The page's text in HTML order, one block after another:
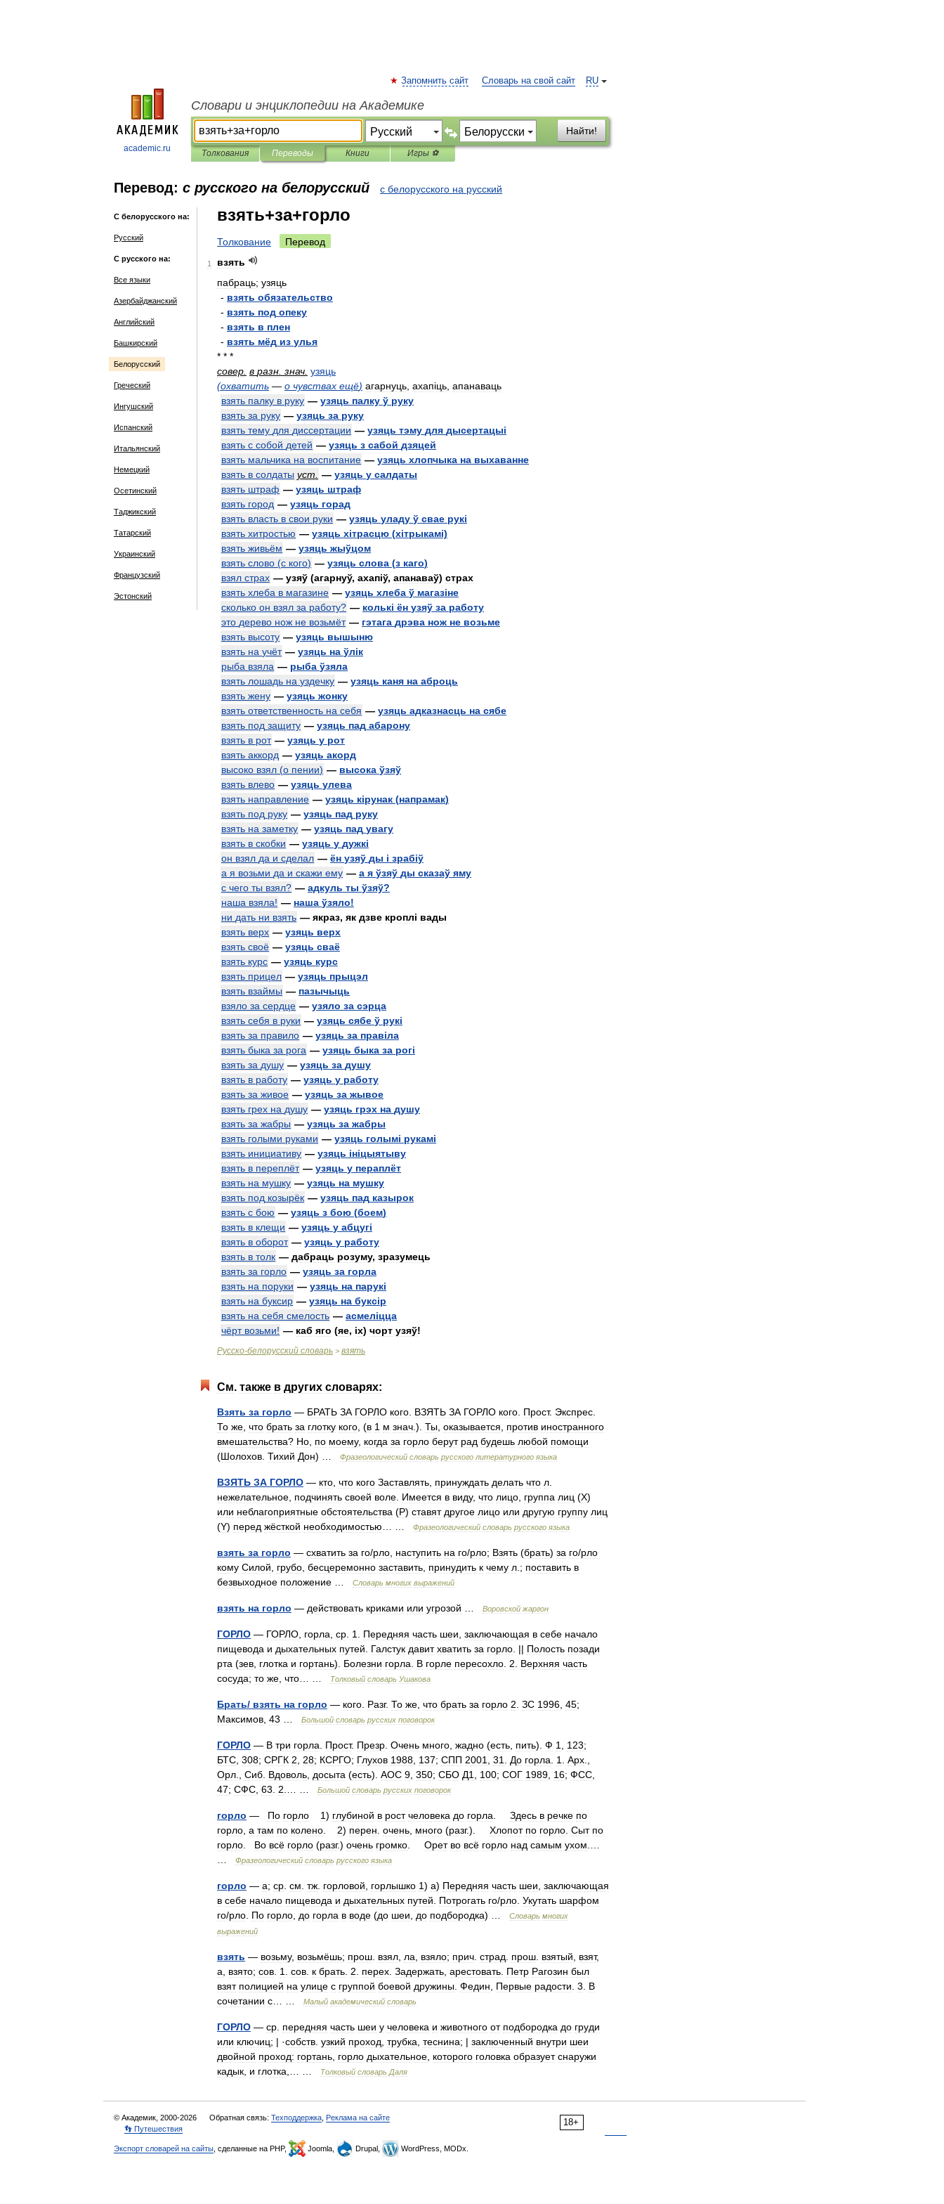
academic.ru
RU
Запомнить сайт Словарь на свой сайт
Словари и энциклопедии на Академике
Найти!
Толкования Переводы Книги Игры ⚽
Перевод: с русского на белорусский с белорусского на русский
С белорусского на:
Русский
С русского на:
Все языки
Азербайджанский
Английский
Башкирский
Белорусский
Греческий
Ингушский
Испанский
Итальянский
Немецкий
Осетинский
Таджикский
Татарский
Украинский
Французский
Эстонский
взять+за+горло
Толкование Перевод
1
взять
пабраць; узяць
- взять обязательство
- взять под опеку
- взять в плен
- взять мёд из улья
* * *
совер в разн знач узяць
(охватить — о чувствах ещё) агарнуць ахапіць апанаваць
взять палку в руку — узяць палку ў руку
взять за руку — узяць за руку
взять тему для диссертации — узяць тэму для дысертацыі
взять с собой детей — узяць з сабой дзяцей
взять мальчика на воспитание — узяць хлопчыка на выхаванне
взять в солдаты уст — узяць у салдаты
взять штраф — узяць штраф
взять город — узяць горад
взять власть в свои руки — узяць уладу ў свае рукі
взять хитростью — узяць хітрасцю (хітрыкамі)
взять живьём — узяць жыўцом
взять слово (с кого) — узяць слова (з каго)
взял страх — узяў (агарнуў, ахапіў, апанаваў) страх
взять хлеба в магазине — узяць хлеба ў магазіне
сколько он взял за работу? — колькі ён узяў за работу
это дерево нож не возьмёт — гэтага дрэва нож не возьме
взять высоту — узяць вышыню
взять на учёт — узяць на ўлік
рыба взяла — рыба ўзяла
взять лошадь на уздечку — узяць каня на аброць
взять жену — узяць жонку
взять ответственность на себя — узяць адказнасць на сябе
взять под защиту — узяць пад абарону
взять в рот — узяць у рот
взять аккорд — узяць акорд
высоко взял (о пении) — высока ўзяў
взять влево — узяць улева
взять направление — узяць кірунак (напрамак)
взять под руку — узяць пад руку
взять на заметку — узяць пад увагу
взять в скобки — узяць у дужкі
он взял да и сделал — ён узяў ды і зрабіў
а я возьми да и скажи ему — а я ўзяў ды сказаў яму
с чего ты взял? — адкуль ты ўзяў?
наша взяла! — наша ўзяло!
ни дать ни взять — якраз, як дзве кроплі вады
взять верх — узяць верх
взять своё — узяць сваё
взять курс — узяць курс
взять прицел — узяць прыцэл
взять взаймы — пазычыць
взяло за сердце — узяло за сэрца
взять себя в руки — узяць сябе ў рукі
взять за правило — узяць за правіла
взять быка за рога — узяць быка за рогі
взять за душу — узяць за душу
взять в работу — узяць у работу
взять за живое — узяць за жывое
взять грех на душу — узяць грэх на душу
взять за жабры — узяць за жабры
взять голыми руками — узяць голымі рукамі
взять инициативу — узяць ініцыятыву
взять в переплёт — узяць у пераплёт
взять на мушку — узяць на мушку
взять под козырёк — узяць пад казырок
взять с бою — узяць з бою (боем)
взять в клещи — узяць у абцугі
взять в оборот — узяць у работу
взять в толк — дабраць розуму, зразумець
взять за горло — узяць за горла
взять на поруки — узяць на парукі
взять на буксир — узяць на буксір
взять на себя смелость — асмеліцца
чёрт возьми! — каб яго (яе, іх) чорт узяў!
Русско-белорусский словарь > взять
См. также в других словарях:
Взять за горло — БРАТЬ ЗА ГОРЛО кого ВЗЯТЬ ЗА ГОРЛО кого Прост. Экспрес
То же что брать за глотку кого , (в 1 м знач .). Ты оказывается против иностранного
вмешательства? Но по моему, когда за горло берут рад будешь любой помощи
(Шолохов Тихий Дон) … Фразеологический словарь русского литературного языка
ВЗЯТЬ ЗА ГОРЛО — кто что кого Заставлять принуждать делать что л
нежелательное подчинять своей воле Имеется в виду, что лицо группа лиц (Х)
или неблагоприятные обстоятельства (Р) ставят другое лицо или другую группу лиц
(Y) перед жёсткой необходимостью Фразеологический словарь русского языка
взять за горло — схватить за го/рло наступить на го/рло; Взять (брать) за го/рло
кому Силой грубо бесцеремонно заставить принудить к чему л .; поставить в
безвыходное положение Словарь многих выражений
взять на горло — действовать криками или угрозой Воровской жаргон
ГОРЛО — ГОРЛО горла ср 1 Передняя часть шеи заключающая в себе начало
пищевода и дыхательных путей Галстук давит хватить за горло . || Полость позади
рта (зев глотка и гортань). Болезни горла В горле пересохло 2 Верхняя часть
сосуда; то же что Толковый словарь Ушакова
Брать/ взять на горло — кого Разг. То же что брать за горло 2 ЗС 1996 45;
Максимов 43 Большой словарь русских поговорок
ГОРЛО — В три горла Прост. Презр Очень много жадно (есть пить). Ф 1 123;
БТС 308; СРГК 2 28; КСРГО; Глухов 1988 137; СПП 2001 31 До горла 1 Арх
Орл
Сиб Вдоволь досыта (есть). АОС 9 350; СБО Д1 100; СОГ 1989 16; ФСС
47; СФС 63 2 Большой словарь русских поговорок
горло — По горло 1) глубиной в рост человека до горла Здесь в речке по
горло а там по колено 2) перен очень много (разг.). Хлопот по горло Сыт по
горло
Во всё горло (разг.) очень громко Орет во всё горло над самым ухом
Фразеологический словарь русского языка
горло — а; ср см тж горловой горлышко 1) а) Передняя часть шеи заключающая
в себе начало пищевода и дыхательных путей Потрогать го/рло Укутать шарфом
го/рло По горло до горла в воде (до шеи до подбородка) … Словарь многих
выражений
взять — возьму, возьмёшь; прош взял ла взяло; прич страд прош взятый взят,
а
взято; сов 1 сов к брать 2 перех Задержать арестовать Петр Рагозин был
взят полицией на улице с группой боевой дружины Федин Первые радости 3
В
сочетании с Малый академический словарь
ГОРЛО — ср передняя часть шеи у человека и животного от подбородка до груди
или ключиц; | ·собств узкий проход трубка теснина; | заключенный внутри шеи
двойной проход: гортань горло дыхательное которого головка образует снаружи
кадык и глотка Толковый словарь Даля
18+
© Академик, 2000-2026 Обратная связь: Техподдержка Реклама на сайте
👣 Путешествия
Экспорт словарей на сайты , сделанные на PHP, Joomla, Drupal, WordPress, MODx.